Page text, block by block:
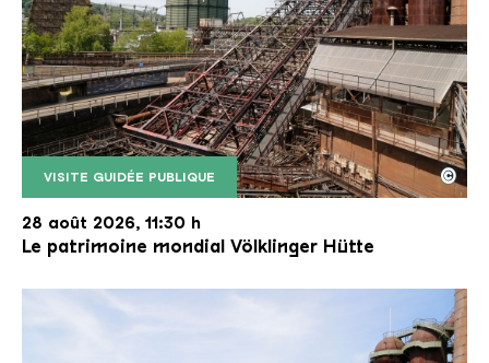
VISITE GUIDÉE PUBLIQUE
Le monte-charge incliné de la Völklinger Hütte
Copyright: Weltkulturerbe Völklinger Hütte | Karl
©
28 août 2026, 11:30 h
Le patrimoine mondial Völklinger Hütte